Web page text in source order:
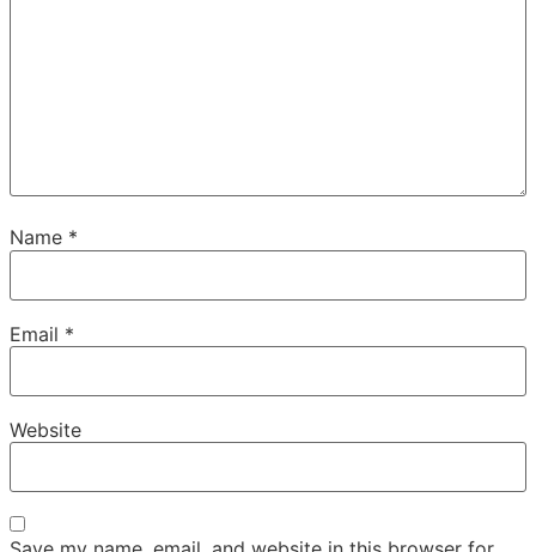
Name *
Email *
Website